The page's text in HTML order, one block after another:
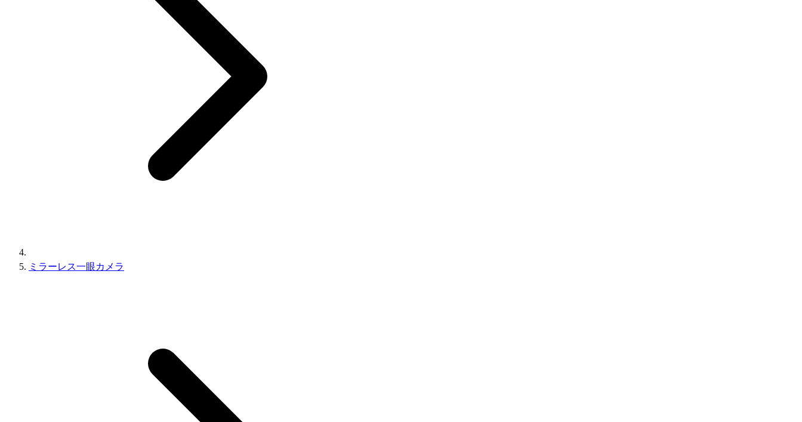
ミラーレス一眼カメラ